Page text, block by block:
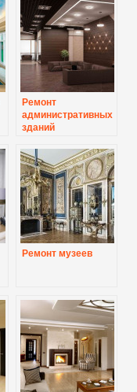
Ремонт
административных
зданий
Ремонт музеев